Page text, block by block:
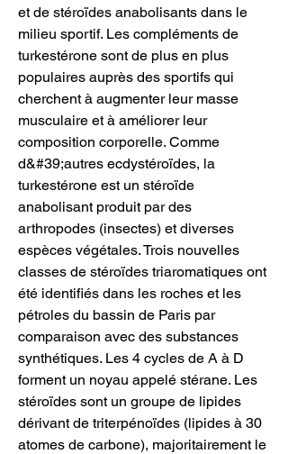
et de stéroïdes anabolisants dans le
milieu sportif. Les compléments de
turkestérone sont de plus en plus
populaires auprès des sportifs qui
cherchent à augmenter leur masse
musculaire et à améliorer leur
composition corporelle. Comme
d&#39;autres ecdystéroïdes, la
turkestérone est un stéroïde
anabolisant produit par des
arthropodes (insectes) et diverses
espèces végétales. Trois nouvelles
classes de stéroïdes triaromatiques ont
été identifiés dans les roches et les
pétroles du bassin de Paris par
comparaison avec des substances
synthétiques. Les 4 cycles de A à D
forment un noyau appelé stérane. Les
stéroïdes sont un groupe de lipides
dérivant de triterpénoïdes (lipides à 30
atomes de carbone), majoritairement le